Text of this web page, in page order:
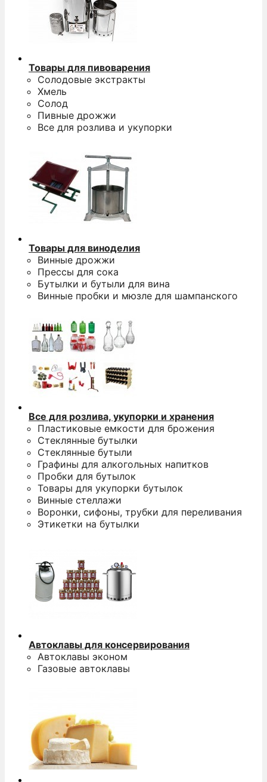
Товары для пивоварения
Солодовые экстракты
Хмель
Солод
Пивные дрожжи
Все для розлива и укупорки
Товары для виноделия
Винные дрожжи
Прессы для сока
Бутылки и бутыли для вина
Винные пробки и мюзле для шампанского
Все для розлива, укупорки и хранения
Пластиковые емкости для брожения
Стеклянные бутылки
Стеклянные бутыли
Графины для алкогольных напитков
Пробки для бутылок
Товары для укупорки бутылок
Винные стеллажи
Воронки, сифоны, трубки для переливания
Этикетки на бутылки
Автоклавы для консервирования
Автоклавы эконом
Газовые автоклавы